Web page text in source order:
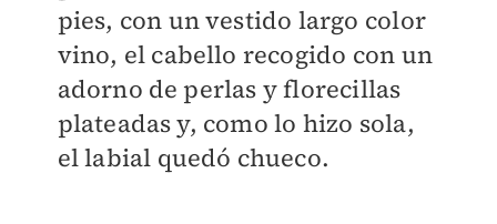
pies, con un vestido largo color
vino, el cabello recogido con un
adorno de perlas y florecillas
plateadas y, como lo hizo sola,
el labial quedó chueco.